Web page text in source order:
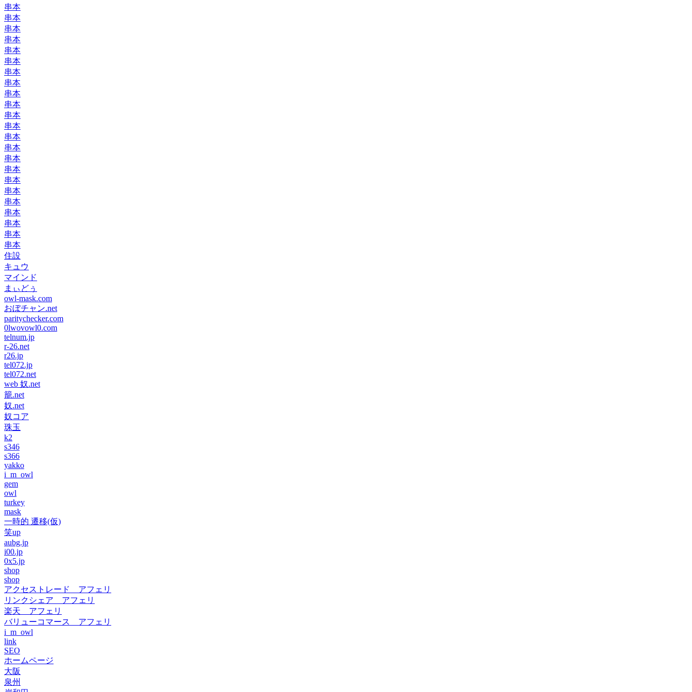
串本
串本
串本
串本
串本
串本
串本
串本
串本
串本
串本
串本
串本
串本
串本
串本
串本
串本
串本
串本
串本
串本
串本
住設
キュウ
マインド
まぃどぅ
owl-mask.com
おぼチャン.net
paritychecker.com
0lwovowl0.com
telnum.jp
r-26.net
r26.jp
tel072.jp
tel072.net
web 奴.net
籠.net
奴.net
奴コア
珠玉
k2
s346
s366
yakko
i_m_owl
gem
owl
turkey
mask
一時的 遷移(仮)
笑up
aubg.jp
i00.jp
0x5.jp
shop
shop
アクセストレード アフェリ
リンクシェア アフェリ
楽天 アフェリ
バリューコマース アフェリ
i_m_owl
link
SEO
ホームページ
大阪
泉州